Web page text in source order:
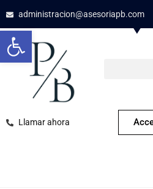
Abrir barra de
administracion@asesoriapb.com
Llamar ahora